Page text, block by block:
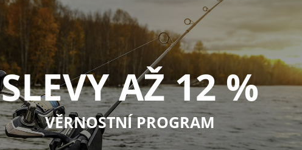
SLEVY AŽ 12 %
VĚRNOSTNÍ PROGRAM